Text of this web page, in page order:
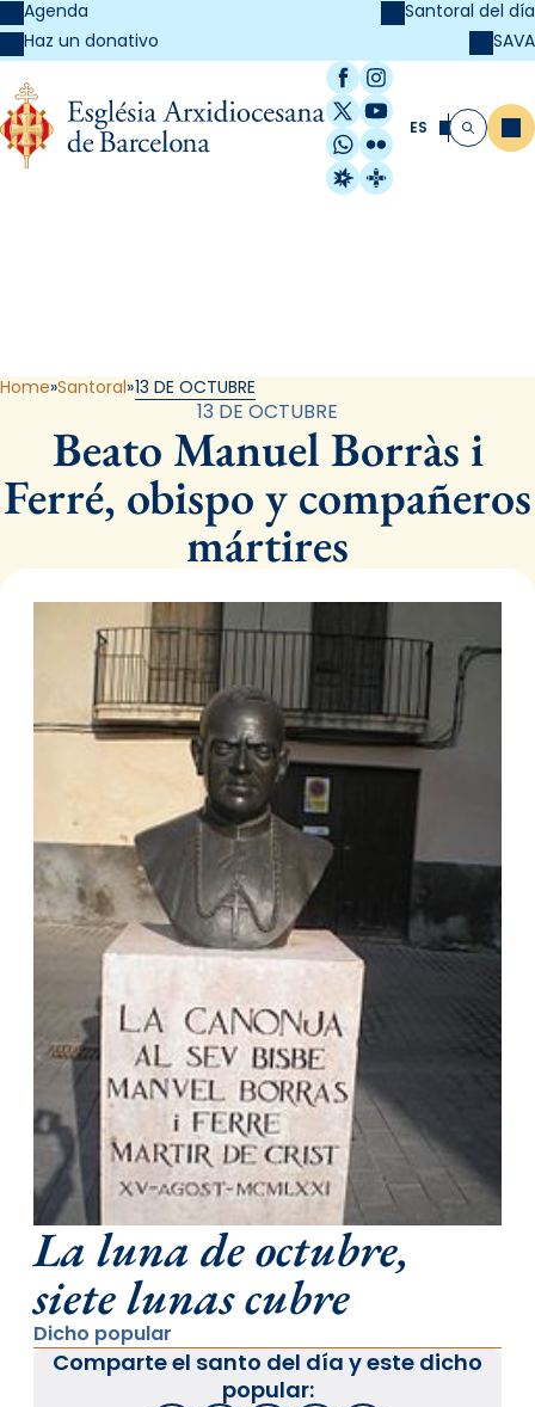
Agenda
Haz un donativo
Santoral del día
SAVA
Facebook
Instagram
X / Twitter
YouTube
WhatsApp
Flickr
Radio Estel
Catalunya
ES Buscar
Home Santoral 13 DE OCTUBRE
13 DE OCTUBRE
Beato Manuel Borràs i
Ferré, obispo y compañeros
mártires
La luna de octubre,
siete lunas cubre
Dicho popular
Comparte el santo del día y este dicho
popular: